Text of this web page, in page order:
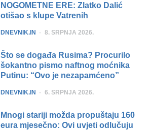
NOGOMETNE ERE: Zlatko Dalić
otišao s klupe Vatrenih
POSTED
DNEVNIK.IN 8. SRPNJA 2026.
Što se događa Rusima? Procurilo
šokantno pismo naftnog moćnika
Putinu: “Ovo je nezapamćeno”
POSTED
DNEVNIK.IN 6. SRPNJA 2026.
Mnogi stariji možda propuštaju 160
eura mjesečno: Ovi uvjeti odlučuju